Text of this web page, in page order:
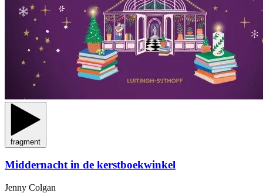
fragment
Middernacht in de kerstboekwinkel
Jenny Colgan